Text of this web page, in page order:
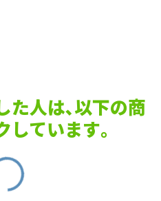
た人は､以下の商
しています｡